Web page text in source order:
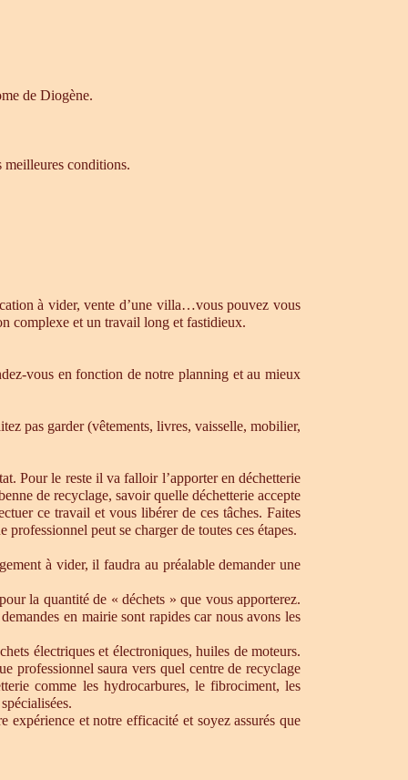
de Diogène.
meilleures conditions.
à vider, vente d’une villa…vous pouvez vous
complexe et un travail long et fastidieux.
vous en fonction de notre planning et au mieux
pas garder (vêtements, livres, vaisselle, mobilier,
Pour le reste il va falloir l’apporter en déchetterie
de recyclage, savoir quelle déchetterie accepte
ce travail et vous libérer de ces tâches. Faites
peut se charger de toutes ces étapes.
à vider, il faudra au préalable demander une
la quantité de « déchets » que vous apporterez.
en mairie sont rapides car nous avons les
électriques et électroniques, huiles de moteurs.
professionnel saura vers quel centre de recyclage
comme les hydrocarbures, le fibrociment, les
expérience et notre efficacité et soyez assurés que